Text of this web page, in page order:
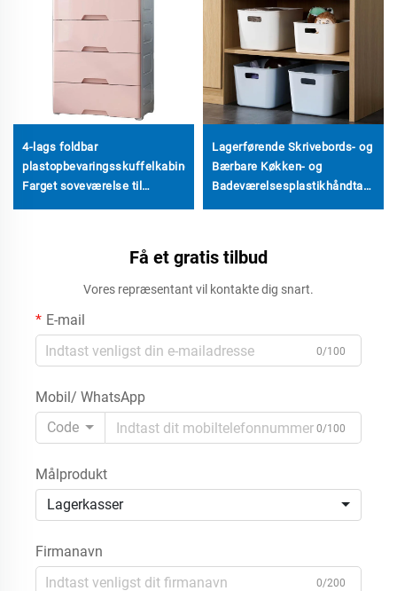
4-lags foldbar
plastopbevaringsskuffelkabinet
Farget soveværelse til
Lagerførende Skrivebords- og
Bærbare Køkken- og
Badeværelsesplastikhåndtag
Få et gratis tilbud
Vores repræsentant vil kontakte dig snart.
E-mail
0/100
Mobil/ WhatsApp
Code
0/100
Målprodukt
Lagerkasser
Firmanavn
0/200